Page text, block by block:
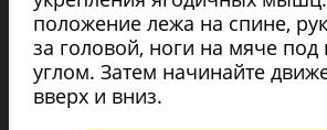
положение лежа на спине,
за головой, ноги на мяче
углом. Затем начинайте
вверх и вниз.